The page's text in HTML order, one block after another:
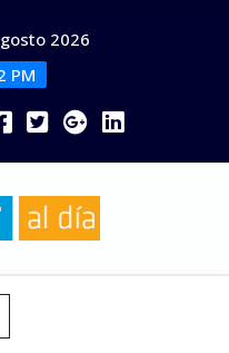
2026
PM